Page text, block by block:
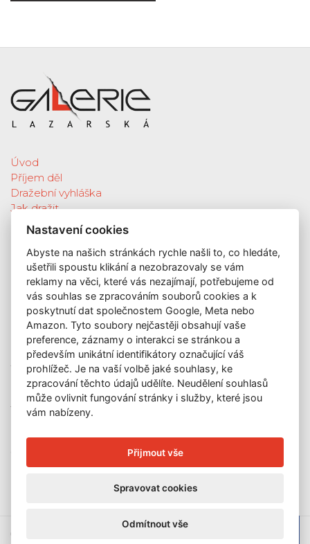
Úvod
Příjem děl
Dražební vyhláška
Jak dražit
Galerie
Katalog vydražených děl
O nás
GDPR
Kontakt
KONTAKT
GALERIE LAZARSKÁ
Lazarská 7
110 00 Praha 1
E-mail:
info@galerielazarska.cz
Telefon:
+420 222 523 739
OTEVÍRACÍ DOBA
© 2026 Galerie Lazarská | E-mail:
Nastavení cookies
Abyste na našich stránkách rychle našli to, co hledáte,
ušetřili spoustu klikání a nezobrazovaly se vám
reklamy na věci, které vás nezajímají, potřebujeme od
vás souhlas se zpracováním souborů cookies a k
poskytnutí dat společnostem Google, Meta nebo
Amazon. Tyto soubory nejčastěji obsahují vaše
preference, záznamy o interakci se stránkou a
především unikátní identifikátory označující váš
prohlížeč. Je na vaší volbě jaké souhlasy, ke
zpracování těchto údajů udělíte. Neudělení souhlasů
může ovlivnit fungování stránky i služby, které jsou
vám nabízeny.
Přijmout vše
Spravovat cookies
Odmítnout vše